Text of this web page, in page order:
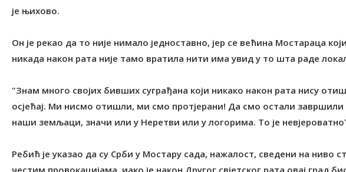
је њихово.
Он је рекао да то није нимало једноставно, јер се већина Мостараца
никада након рата није тамо вратила нити има увид у то шта раде
"Знам много својих бивших суграђана који никако након рата нису
осјећај. Ми нисмо отишли, ми смо протјерани! Да смо остали
наши земљаци, значи или у Неретви или у логорима. То је
Ребић је указао да су Срби у Мостару сада, нажалост, сведени на ниво